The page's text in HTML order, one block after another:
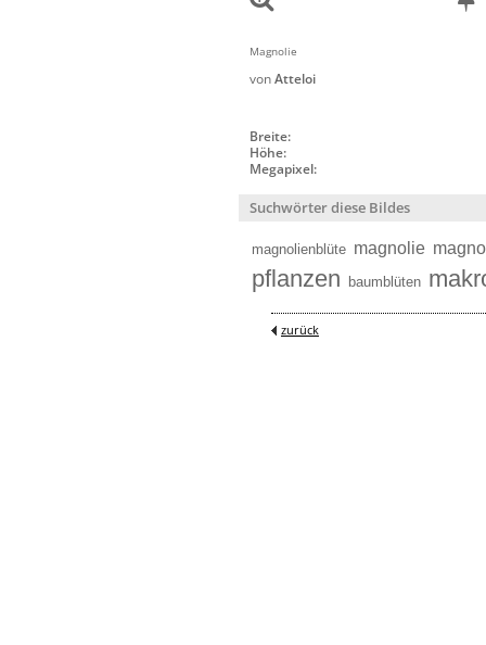
Magnolie
vonAtteloi
Breite:
Höhe:
Megapixel:
Suchwörter diese Bildes
magnolienblüte magnolie
pflanzen baumblüten
zurück